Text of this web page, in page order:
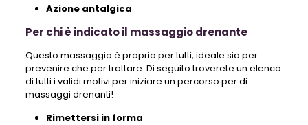
Azione antalgica
Per chi è indicato il massaggio drenante
Questo massaggio è proprio per tutti, ideale sia per
prevenire che per trattare. Di seguito troverete un elenco
di tutti i validi motivi per iniziare un percorso per di
massaggi drenanti!
Rimettersi in forma